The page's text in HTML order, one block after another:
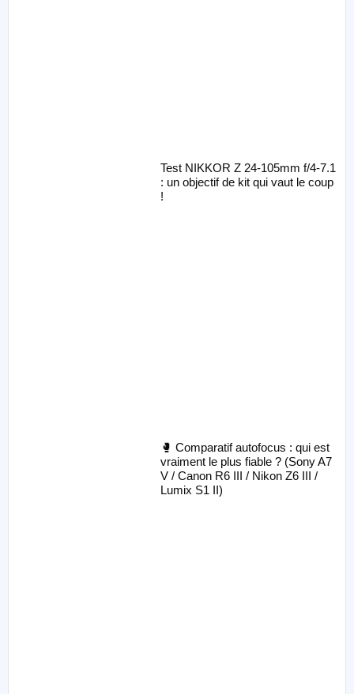
Test NIKKOR Z 24-105mm f/4-7.1
: un objectif de kit qui vaut le coup
!
🥊 Comparatif autofocus : qui est
vraiment le plus fiable ? (Sony A7
V / Canon R6 III / Nikon Z6 III /
Lumix S1 II)